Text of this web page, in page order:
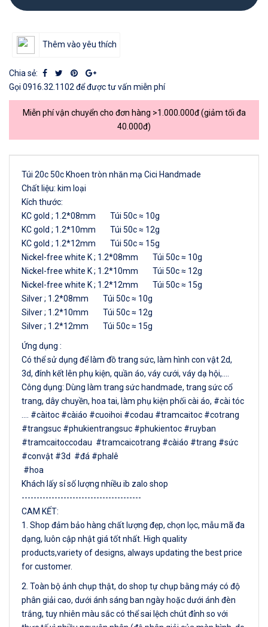
Thêm vào yêu thích
Chia sẻ:
Gọi 0916.32.1102để được tư vấn miễn phí
Miễn phí vận chuyển cho đơn hàng >1.000.000đ (giảm tối đa
40.000đ)
Túi 20c 50c Khoen tròn nhăn mạ Cici Handmade
Chất liệu: kim loại
Kích thước:
KC gold ; 1.2*08mm Túi 50c ≈ 10g
KC gold ; 1.2*10mm Túi 50c ≈ 12g
KC gold ; 1.2*12mm Túi 50c ≈ 15g
Nickel-free white K ; 1.2*08mm Túi 50c ≈ 10g
Nickel-free white K ; 1.2*10mm Túi 50c ≈ 12g
Nickel-free white K ; 1.2*12mm Túi 50c ≈ 15g
Silver ; 1.2*08mm Túi 50c ≈ 10g
Silver ; 1.2*10mm Túi 50c ≈ 12g
Silver ; 1.2*12mm Túi 50c ≈ 15g
Ứng dụng :
Có thể sử dụng để làm đồ trang sức, làm hình con vật 2d,
3d, đính kết lên phụ kiện, quần áo, váy cưới, váy dạ hội,....
Công dụng: Dùng làm trang sức handmade, trang sức cổ
trang, dây chuyền, hoa tai, làm phụ kiện phối cài áo, #cài tóc
.... #càitoc #càiáo #cuoihoi #codau #tramcaitoc #cotrang
#trangsuc #phukientrangsuc #phukientoc #ruyban
#tramcaitoccodau #tramcaicotrang #càiáo #trang #sức
#convật #3d #đá #phalê
#hoa
Khách lấy sỉ số lượng nhiều ib zalo shop
----------------------------------------
CAM KẾT:
1. Shop đảm bảo hàng chất lượng đẹp, chọn lọc, mẫu mã đa
dạng, luôn cập nhật giá tốt nhất. High quality
products,variety of designs, always updating the best price
for customer.
2. Toàn bộ ảnh chụp thật, do shop tự chụp bằng máy có độ
phân giải cao, dưới ánh sáng ban ngày hoặc dưới ánh đèn
trắng, tuy nhiên màu sắc có thể sai lệch chút đỉnh so với